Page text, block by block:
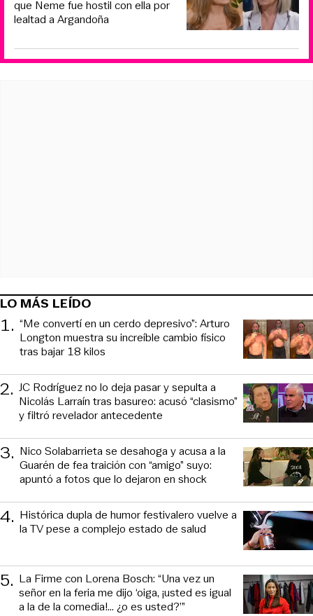
que Neme fue hostil con ella por
lealtad a Argandoña
LO MÁS LEÍDO
1. “Me convertí en un cerdo depresivo”: Arturo
Longton muestra su increíble cambio físico
tras bajar 18 kilos
2. JC Rodríguez no lo deja pasar y sepulta a
Nicolás Larraín tras basureo: acusó “clasismo”
y filtró revelador antecedente
3. Nico Solabarrieta se desahoga y acusa a la
Guarén de fea traición con “amigo” suyo:
apuntó a fotos que lo dejaron en shock
4. Histórica dupla de humor festivalero vuelve a
la TV pese a complejo estado de salud
5. La Firme con Lorena Bosch: “Una vez un
señor en la feria me dijo ‘oiga, ¡usted es igual
a la de la comedia!... ¿o es usted?’”